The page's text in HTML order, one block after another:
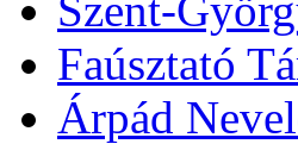
Faúsztató
Árpád